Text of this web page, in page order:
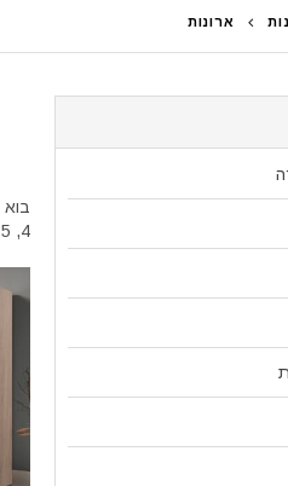
ארונות
4, 5, 6 דלתות